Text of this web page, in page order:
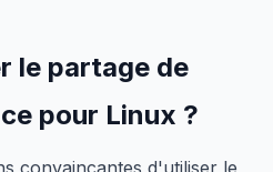
le partage de
pour Linux ?
convaincantes d'utiliser le